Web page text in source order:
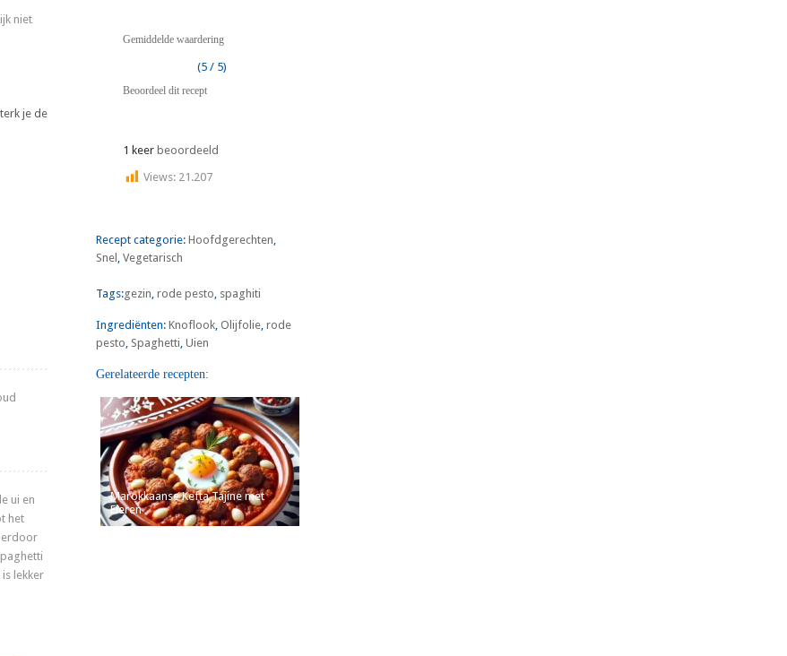
niet
je de
ui en
het
erdoor
lekker
Gemiddelde waardering
(5 / 5)
Beoordeel dit recept
1 keer beoordeeld
Views: 21.207
Recept categorie: Hoofdgerechten,
Snel , Vegetarisch
Tags:gezin, rode pesto, spaghiti
Ingrediënten: Knoflook, Olijfolie, rode
pesto, Spaghetti, Uien
Gerelateerde recepten:
Marokkaanse Kefta Tajine met
Eieren